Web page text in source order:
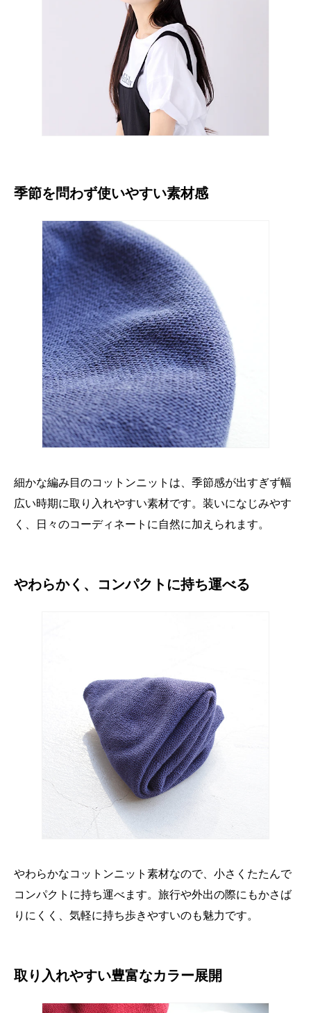
季節を問わず使いやすい素材感
細かな編み目のコットンニットは、季節感が出すぎず幅
広い時期に取り入れやすい素材です。装いになじみやす
く、日々のコーディネートに自然に加えられます。
やわらかく、コンパクトに持ち運べる
やわらかなコットンニット素材なので、小さくたたんで
コンパクトに持ち運べます。旅行や外出の際にもかさば
りにくく、気軽に持ち歩きやすいのも魅力です。
取り入れやすい豊富なカラー展開